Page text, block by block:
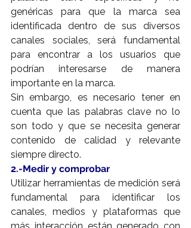
genéricas para que la marca sea
identificada dentro de sus diversos
canales sociales, será fundamental
para encontrar a los usuarios que
podrían interesarse de manera
importante en la marca.
Sin embargo, es necesario tener en
cuenta que las palabras clave no lo
son todo y que se necesita generar
contenido de calidad y relevante
siempre directo.
2.-Medir y comprobar
Utilizar herramientas de medición será
fundamental para identificar los
canales, medios y plataformas que